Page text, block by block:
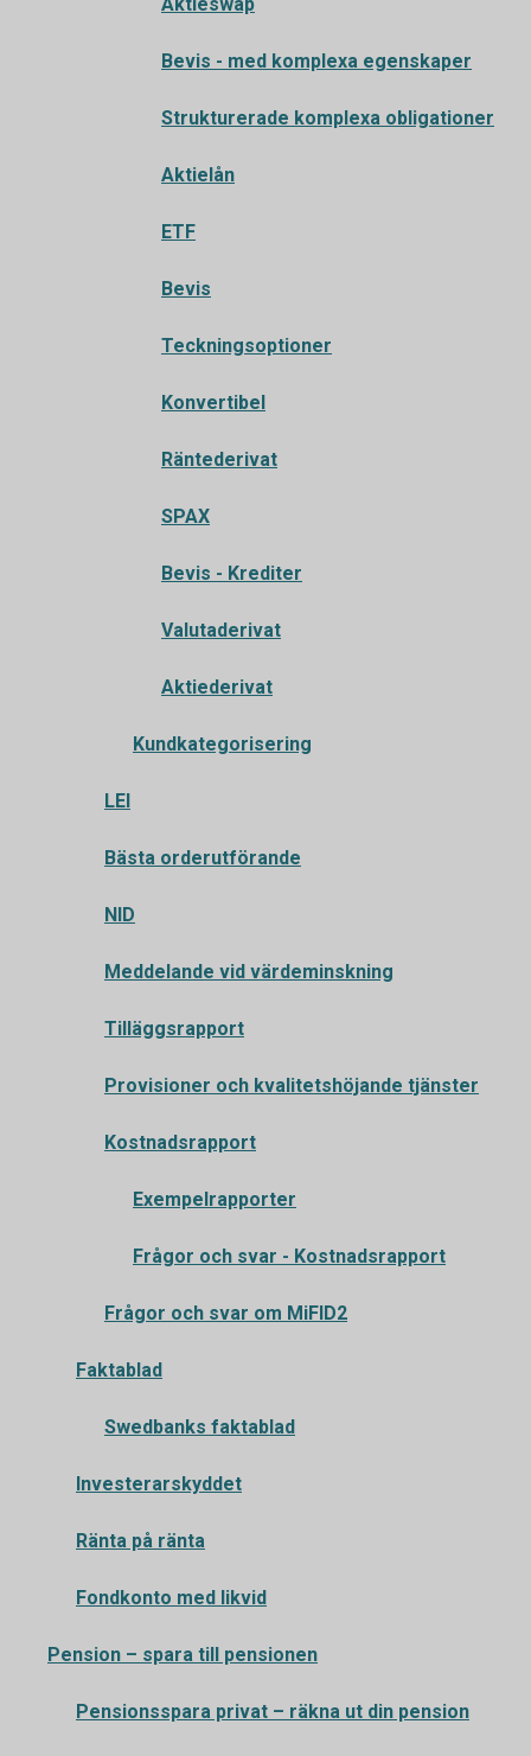
Bevis - med komplexa egenskaper
Strukturerade komplexa obligationer
Aktielån
ETF
Bevis
Teckningsoptioner
Konvertibel
Räntederivat
SPAX
Bevis - Krediter
Valutaderivat
Aktiederivat
Kundkategorisering
LEI
Bästa orderutförande
NID
Meddelande vid värdeminskning
Tilläggsrapport
Provisioner och kvalitetshöjande tjänster
Kostnadsrapport
Exempelrapporter
Frågor och svar - Kostnadsrapport
Frågor och svar om MiFID2
Faktablad
Swedbanks faktablad
Investerarskyddet
Ränta på ränta
Fondkonto med likvid
Pension – spara till pensionen
Pensionsspara privat – räkna ut din pension